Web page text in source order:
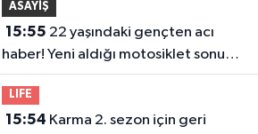
ASAYİŞ
15:55
haber! Yeni aldığı motosiklet sonu
oldu
LIFE
15:54